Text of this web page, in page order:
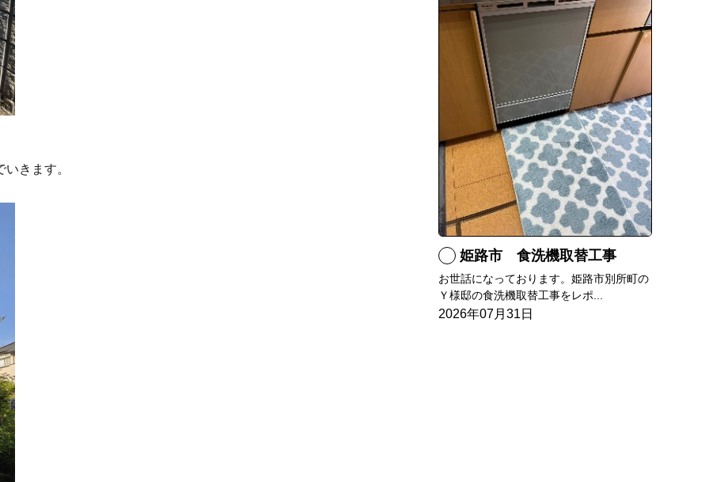
きます。
姫路市 食洗機取替工事
お世話になっております。姫路市別所町の
Ｙ様邸の食洗機取替工事をレポ...
2026年07月31日